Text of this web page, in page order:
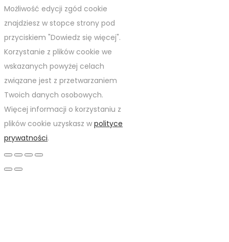
Możliwość edycji zgód cookie
znajdziesz w stopce strony pod
przyciskiem "Dowiedz się więcej".
Korzystanie z plików cookie we
wskazanych powyżej celach
związane jest z przetwarzaniem
Twoich danych osobowych.
Więcej informacji o korzystaniu z
plików cookie uzyskasz w polityce
prywatności.